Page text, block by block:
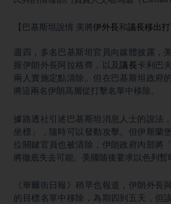
【巴基斯坦說情 美將伊外長和議長移出
週四，多名巴基斯坦官員向媒體披露，
握伊朗外長阿拉格齊，以及議長 卡利巴
兩人實施定點清除。但在巴基斯坦政府
將這兩名伊朗高層從打擊名單中移除。
據路透社引述巴基斯坦消息人士的說法
坐標」，隨時可以發動攻擊。但伊斯蘭
位關鍵官員也被清除，伊朗政府內部將
將徹底失去可能。美國隨後要求以色列暫
《華爾街日報》稍早也報道，伊朗外長
的目標名單中移除，為期四到五天，但